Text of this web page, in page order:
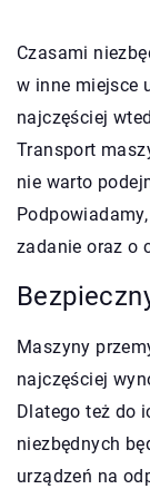
Czasami
w inne miejsce
najczęściej
Transport
nie warto
zadanie oraz o
Maszyny
najczęściej
Dlatego też do
niezbędnych
urządzeń na